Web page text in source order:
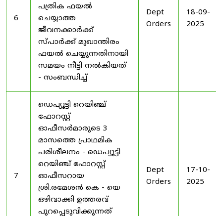
6
പത്രിക ഫയൽ
ചെയ്യാത്ത
ജീവനക്കാർക്ക്
സ്പാർക്ക് മുഖാന്തിരം
ഫയൽ ചെയ്യുന്നതിനായി
സമയം നീട്ടി നൽകിയത്
- സംബന്ധിച്ച്
Dept
Orders
18-09-
2025
7
ഡെപ്യൂട്ടി റെയിഞ്ച്
ഫോറസ്റ്റ്
ഓഫീസർമാരുടെ 3
മാസത്തെ പ്രാഥമിക
പരിശീലനം - ഡെപ്യൂട്ടി
റെയിഞ്ച് ഫോറസ്റ്റ്
ഓഫീസറായ
ശ്രി.രമേശൻ കെ - യെ
ഒഴിവാക്കി ഉത്തരവ്
പുറപ്പെടുവിക്കുന്നത്
Dept
Orders
17-10-
2025